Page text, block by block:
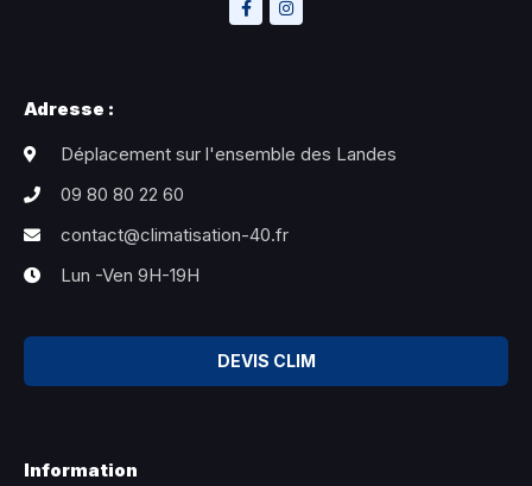
Adresse :
Déplacement sur l'ensemble des Landes
09 80 80 22 60
contact@climatisation-40.fr
Lun -Ven 9H-19H
DEVIS CLIM
Information